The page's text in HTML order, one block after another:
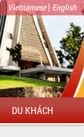
Vietnamese| English
DU KHÁCH